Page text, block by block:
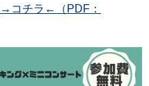
→コチラ←（PDF：